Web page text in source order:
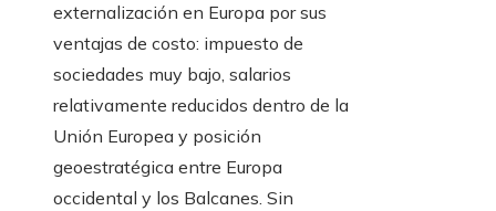
externalización en Europa por sus
ventajas de costo: impuesto de
sociedades muy bajo, salarios
relativamente reducidos dentro de la
Unión Europea y posición
geoestratégica entre Europa
occidental y los Balcanes. Sin